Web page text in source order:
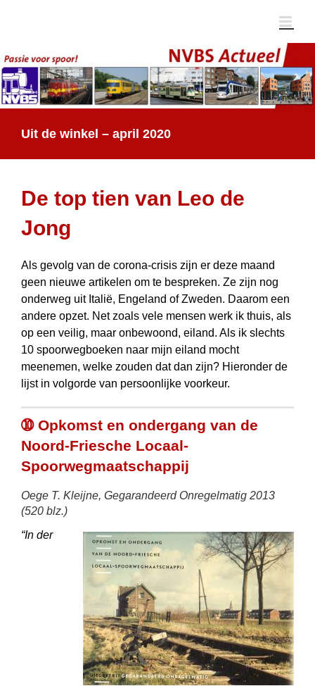
Uit de winkel – april 2020
De top tien van Leo de
Jong
Als gevolg van de corona-crisis zijn er deze maand
geen nieuwe artikelen om te bespreken. Ze zijn nog
onderweg uit Italië, Engeland of Zweden. Daarom een
andere opzet. Net zoals vele mensen werk ik thuis, als
op een veilig, maar onbewoond, eiland. Als ik slechts
10 spoorwegboeken naar mijn eiland mocht
meenemen, welke zouden dat dan zijn? Hieronder de
lijst in volgorde van persoonlijke voorkeur.
➉ Opkomst en ondergang van de
Noord-Friesche Locaal-
Spoorwegmaatschappij
Oege T. Kleijne, Gegarandeerd Onregelmatig 2013
(520 blz.)
“In der